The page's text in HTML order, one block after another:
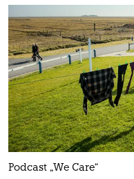
Podcast „We Care“